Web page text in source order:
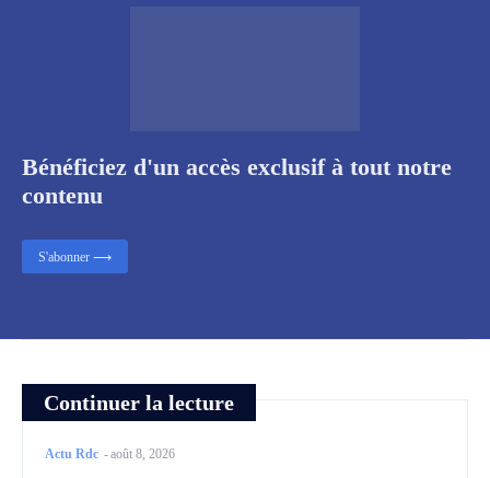
Continuer la lecture
Actu Rdc -août 8, 2026
Bénéficiez d'un accès exclusif à tout notre
contenu
S'abonner ⟶